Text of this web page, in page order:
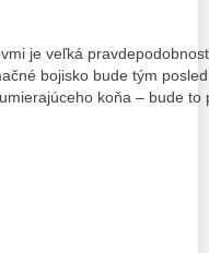
je veľká
bojisko bude tým
koňa – bude to